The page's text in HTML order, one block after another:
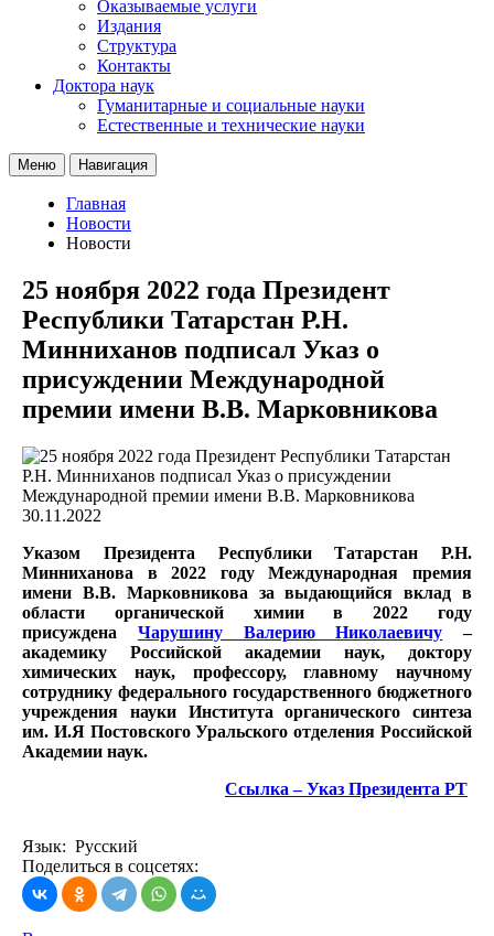
Оказываемые услуги
Издания
Структура
Контакты
Доктора наук
Гуманитарные и социальные науки
Естественные и технические науки
Меню Навигация
Главная
Новости
Новости
25 ноября 2022 года Президент
Республики Татарстан Р.Н.
Минниханов подписал Указ о
присуждении Международной
премии имени В.В. Марковникова
30.11.2022
Указом Президента Республики Татарстан Р.Н.
Минниханова в 2022 году Международная премия
имени В.В. Марковникова за выдающийся вклад в
области органической химии в 2022 году
присуждена Чарушину Валерию Николаевичу –
академику Российской академии наук, доктору
химических наук, профессору, главному научному
сотруднику федерального государственного бюджетного
учреждения науки Института органического синтеза
им. И.Я Постовского Уральского отделения Российской
Академии наук.
Ссылка – Указ Президента РТ
Язык: Русский
Поделиться в соцсетях: